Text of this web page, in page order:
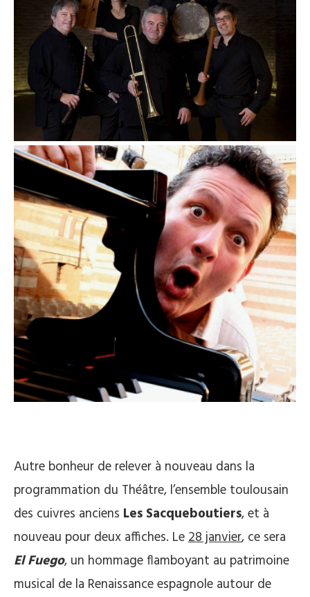
Autre bonheur de relever à nouveau dans la
programmation du Théâtre, l’ensemble toulousain
des cuivres anciens Les Sacqueboutiers, et à
nouveau pour deux affiches. Le28 janvier, ce sera
El Fuego, un hommage flamboyant au patrimoine
musical de la Renaissance espagnole autour de